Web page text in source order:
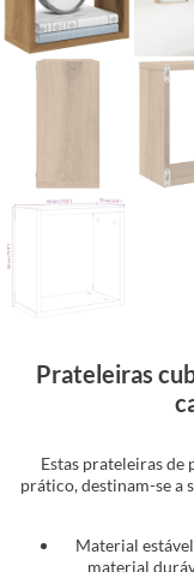
Prateleiras
Estas prateleiras de
prático, destinam-se a
Material
material